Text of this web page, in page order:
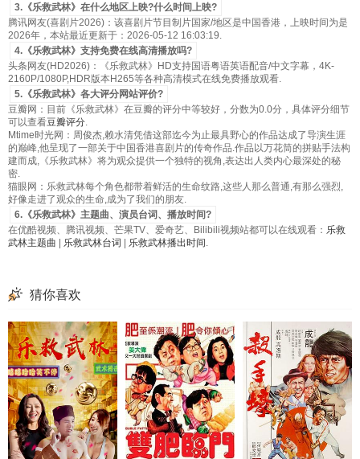
3.《乐救武林》在什么地区上映?什么时间上映?
腾讯网友(喜剧片2026)：该喜剧片节目制片国家/地区是中国香港，上映时间为是
2026年，本站最近更新于：2026-05-12 16:03:19.
4.《乐救武林》支持免费在线高清播放吗?
头条网友(HD2026)：《乐救武林》HD支持国语粤语英语配音/中文字幕，4K-
2160P/1080P,HDR版本H265等各种高清模式在线免费播放观看.
5.《乐救武林》各大评分网站评价?
豆瓣网：目前《乐救武林》在豆瓣的评分中等较好，分数为0.0分，具体评分细节
可以查看豆瓣评分.
Mtime时光网：周俊杰,赖水清凭借这部迄今为止最具野心的作品达成了导演生涯
的巅峰,他呈现了一部关于中国香港喜剧片的传奇作品.作品以万花筒的拼贴手法构
建而成,《乐救武林》将为观众提供一个独特的视角,表达出人类内心最深处的秘
密.
猫眼网：乐救武林每个角色都带着鲜活的生命纹路,这些人那么普通,有那么强烈,
好像走进了观众的生命,成为了我们的朋友.
6.《乐救武林》主题曲、演员台词、播放时间?
在优酷视频、腾讯视频、芒果TV、爱奇艺、Bilibili视频站都可以在线观看： 乐救
武林主题曲
乐救武林台词 乐救武林播出时间 .
猜你喜欢